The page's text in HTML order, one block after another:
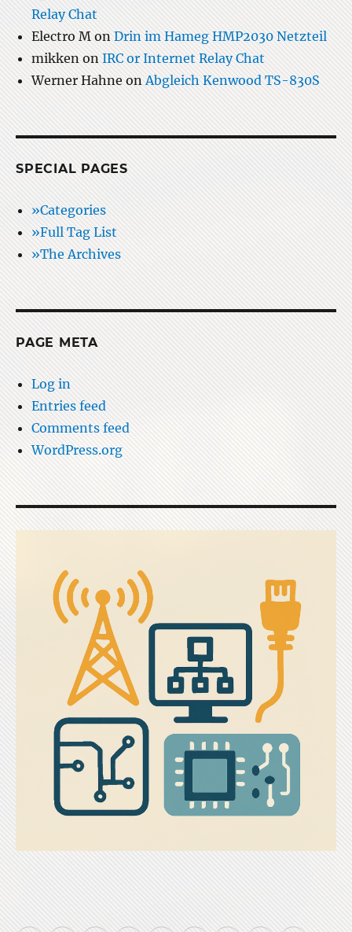
Relay Chat
Electro M onDrin im Hameg HMP2030 Netzteil
mikken on IRC or Internet Relay Chat
Werner HahneonAbgleich Kenwood TS-830S
SPECIAL PAGES
»Categories
»Full Tag List
»The Archives
PAGE META
Log in
Entries feed
Comments feed
WordPress.org